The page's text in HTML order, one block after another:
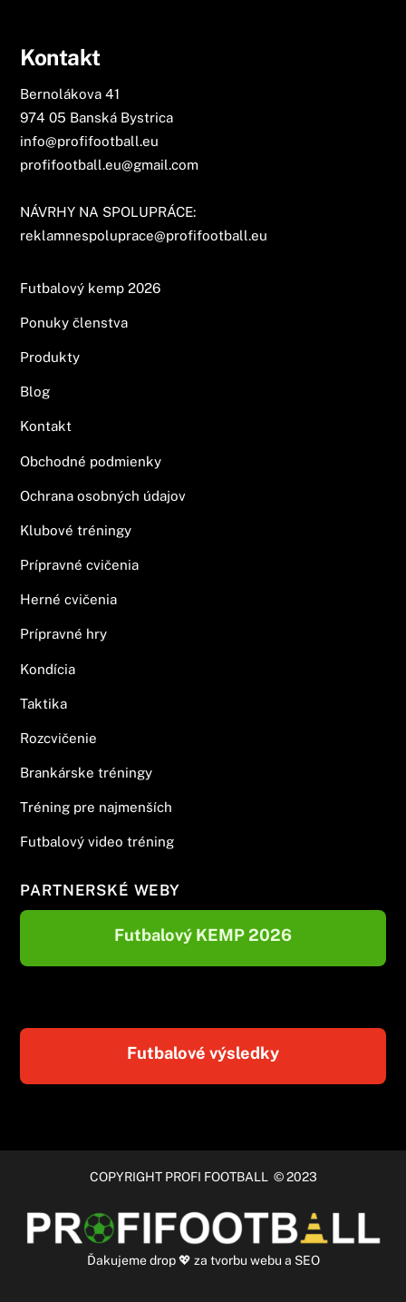
Kontakt
Bernolákova 41
974 05 Banská Bystrica
info@profifootball.eu
profifootball.eu@gmail.com
NÁVRHY NA SPOLUPRÁCE:
reklamnespoluprace@profifootball.eu
Futbalový kemp 2026
Ponuky členstva
Produkty
Blog
Kontakt
Obchodné podmienky
Ochrana osobných údajov
Klubové tréningy
Prípravné cvičenia
Herné cvičenia
Prípravné hry
Kondícia
Taktika
Rozcvičenie
Brankárske tréningy
Tréning pre najmenších
Futbalový video tréning
PARTNERSKÉ WEBY
Futbalový KEMP 2026
Futbalové výsledky
COPYRIGHT PROFI FOOTBALL © 2023
Ďakujemedrop💖 za tvorbu webu a SEO